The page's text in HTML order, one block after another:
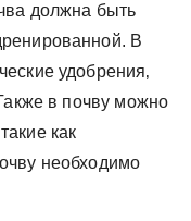
должна быть
В
удобрения‚
в почву можно
как
необходимо